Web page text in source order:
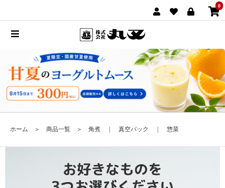
0
ホーム ＞ 商品一覧 ＞ 角煮 真空パック 惣菜